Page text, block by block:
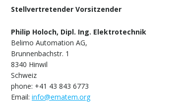
Stellvertretender Vorsitzender
Philip Holoch, Dipl. Ing. Elektrotechnik
Belimo Automation AG,
Brunnenbachstr. 1
8340 Hinwil
Schweiz
phone: +41 43 843 6773
Email: info@ematem.org